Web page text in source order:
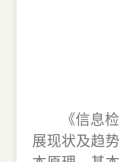
《信息
展现状及趋